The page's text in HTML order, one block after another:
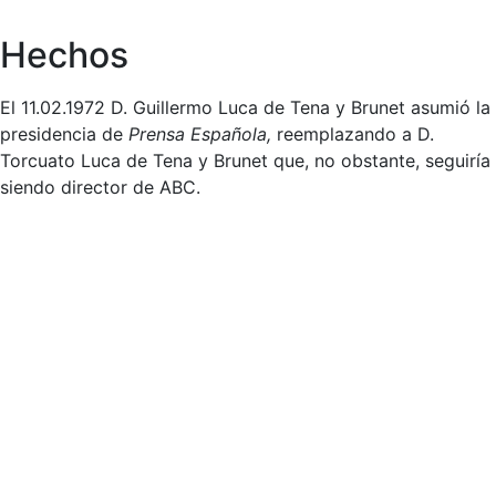
Hechos
El 11.02.1972 D. Guillermo Luca de Tena y Brunet asumió la
presidencia de Prensa Española, reemplazando a D.
Torcuato Luca de Tena y Brunet que, no obstante, seguiría
siendo director de ABC.